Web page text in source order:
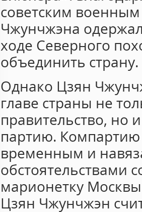
советским
Чжунчжэна
ходе Северного
объединить страну.
Однако Цзян
главе страны не
правительство, но
партию. Компартию
временным и
обстоятельствами
марионетку
Цзян Чжунчжэн